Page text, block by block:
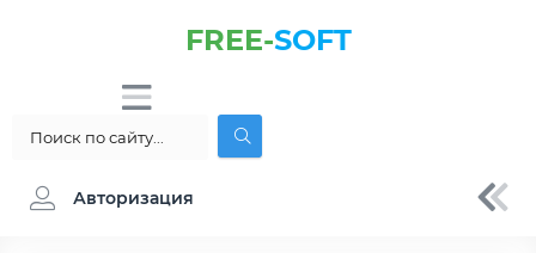
FREE-SOFT
Авторизация